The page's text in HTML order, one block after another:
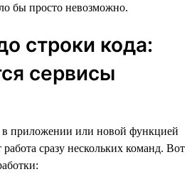
бы просто невозможно.
строки кода:
сервисы
приложении или новой функцией
работа сразу нескольких команд. Вот